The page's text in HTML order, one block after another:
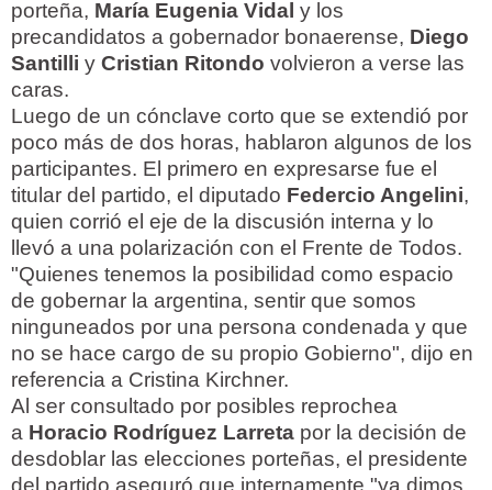
porteña, María Eugenia Vidal y los
precandidatos a gobernador bonaerense, Diego
Santilli y Cristian Ritondo volvieron a verse las
caras.
Luego de un cónclave corto que se extendió por
poco más de dos horas, hablaron algunos de los
participantes. El primero en expresarse fue el
titular del partido, el diputado Federcio Angelini,
quien corrió el eje de la discusión interna y lo
llevó a una polarización con el Frente de Todos.
"Quienes tenemos la posibilidad como espacio
de gobernar la argentina, sentir que somos
ninguneados por una persona condenada y que
no se hace cargo de su propio Gobierno", dijo en
referencia a Cristina Kirchner.
Al ser consultado por posibles reprochea
a Horacio Rodríguez Larreta por la decisión de
desdoblar las elecciones porteñas, el presidente